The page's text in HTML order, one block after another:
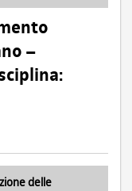
–
delle